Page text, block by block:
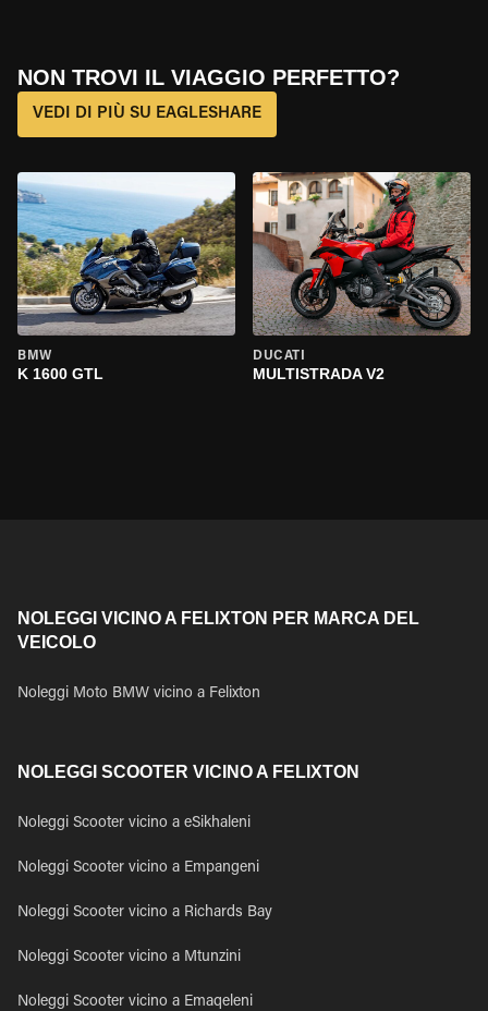
NON TROVI IL VIAGGIO PERFETTO?
VEDI DI PIÙ SU EAGLESHARE
BMW
K 1600 GTL
DUCATI
MULTISTRADA V2
NOLEGGI VICINO A FELIXTON PER MARCA DEL
VEICOLO
Noleggi Moto BMW vicino a Felixton
NOLEGGI SCOOTER VICINO A FELIXTON
Noleggi Scooter vicino a eSikhaleni
Noleggi Scooter vicino a Empangeni
Noleggi Scooter vicino a Richards Bay
Noleggi Scooter vicino a Mtunzini
Noleggi Scooter vicino a Emaqeleni